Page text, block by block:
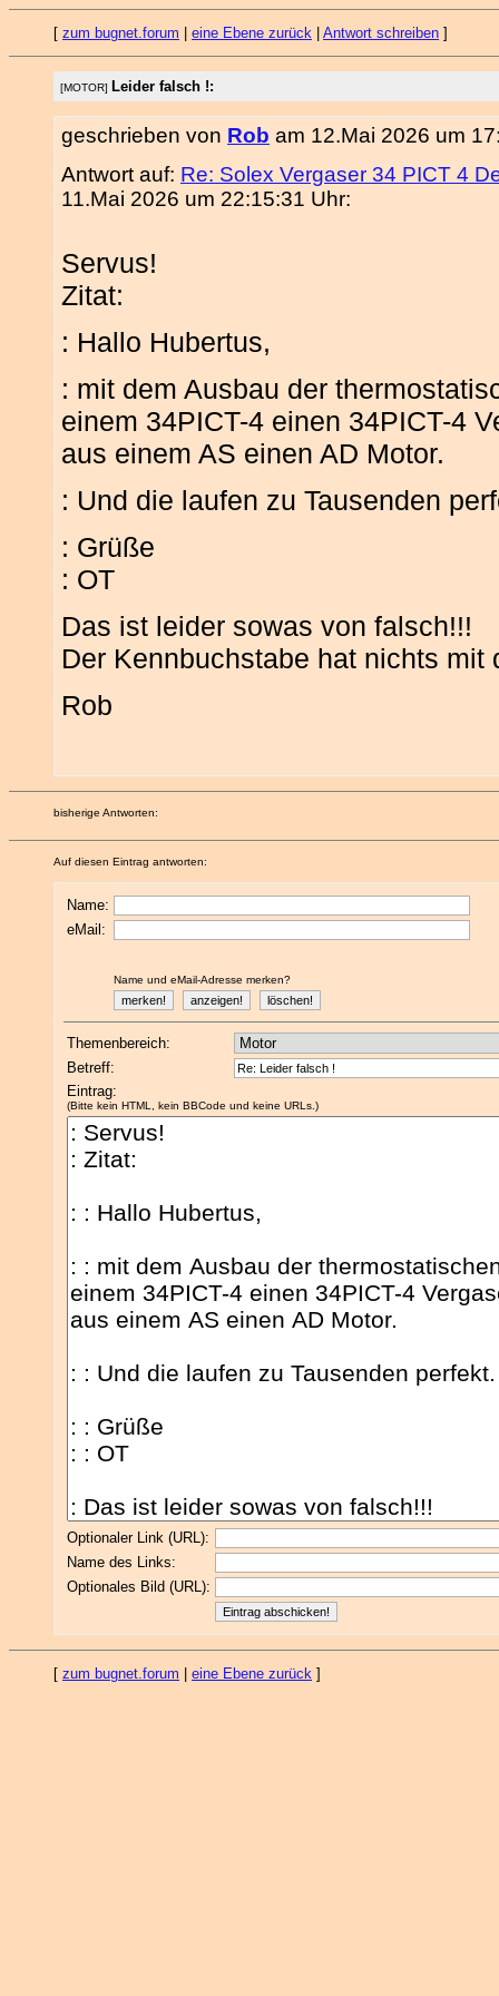
[ zum bugnet.forum eine Ebene zurück Antwort schreiben ]
[MOTOR] Leider falsch !:
geschrieben von Rob am 12.Mai 2026 um
Antwort auf: Re: Solex Vergaser 34 PICT 4
11.Mai 2026 um 22:15:31 Uhr:
Servus!
Zitat:
: Hallo Hubertus,
: mit dem Ausbau der
einem 34PICT-4 einen 34PICT-4
aus einem AS einen AD Motor.
: Und die laufen zu Tausenden
: Grüße
: OT
Das ist leider sowas von falsch!!!
Der Kennbuchstabe hat nichts mit
Rob
bisherige Antworten:
Auf diesen Eintrag antworten:
Name:
eMail:
Name und eMail-Adresse merken?
Themenbereich:
Betreff:
Eintrag:
(Bitte kein HTML, kein BBCode und keine URLs.)
Optionaler Link (URL):
Name des Links:
Optionales Bild (URL):
[ zum bugnet.forum eine Ebene zurück ]